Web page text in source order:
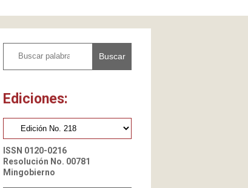
Buscar
Ediciones:
ISSN 0120-0216
Resolución No. 00781
Mingobierno